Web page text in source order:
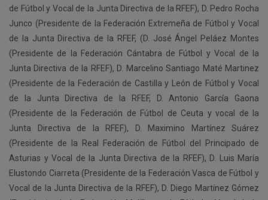
de Fútbol y Vocal de la Junta Directiva de la RFEF), D. Pedro Rocha
Junco (Presidente de la Federación Extremeña de Fútbol y Vocal
de la Junta Directiva de la RFEF, (D. José Ángel Peláez Montes
(Presidente de la Federación Cántabra de Fútbol y Vocal de la
Junta Directiva de la RFEF), D. Marcelino Santiago Maté Martinez
(Presidente de la Federación de Castilla y León de Fútbol y Vocal
de la Junta Directiva de la RFEF, D. Antonio García Gaona
(Presidente de la Federación de Fútbol de Ceuta y vocal de la
Junta Directiva de la RFEF), D. Maximino Martínez Suárez
(Presidente de la Real Federación de Fútbol del Principado de
Asturias y Vocal de la Junta Directiva de la RFEF), D. Luis María
Elustondo Ciarreta (Presidente de la Federación Vasca de Fútbol y
Vocal de la Junta Directiva de la RFEF), D. Diego Martínez Gómez